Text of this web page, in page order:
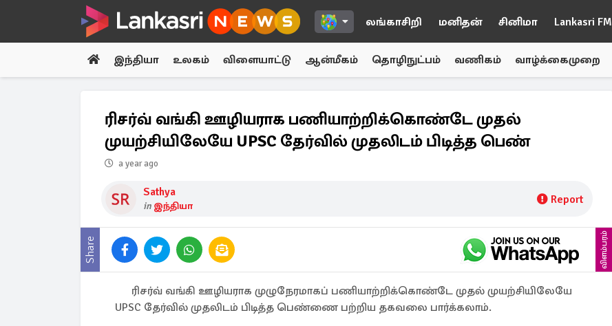
லங்காசிறி மனிதன் சினிமா Lankasri FM
இந்தியா உலகம் விளையாட்டு ஆன்மீகம் தொழிநுட்பம் வணிகம் வாழ்க்கைமுறை
ரிசர்வ் வங்கி ஊழியராக பணியாற்றிக்கொண்டே முதல்
முயற்சியிலேயே UPSC தேர்வில் முதலிடம் பிடித்த பெண்
a year ago
Sathya
in இந்தியா Report
Share விளம்பரம்
ரிசர்வ் வங்கி ஊழியராக முழுநேரமாகப் பணியாற்றிக்கொண்டே முதல் முயற்சியிலேயே
UPSC தேர்வில் முதலிடம் பிடித்த பெண்ணை பற்றிய தகவலை பார்க்கலாம்.